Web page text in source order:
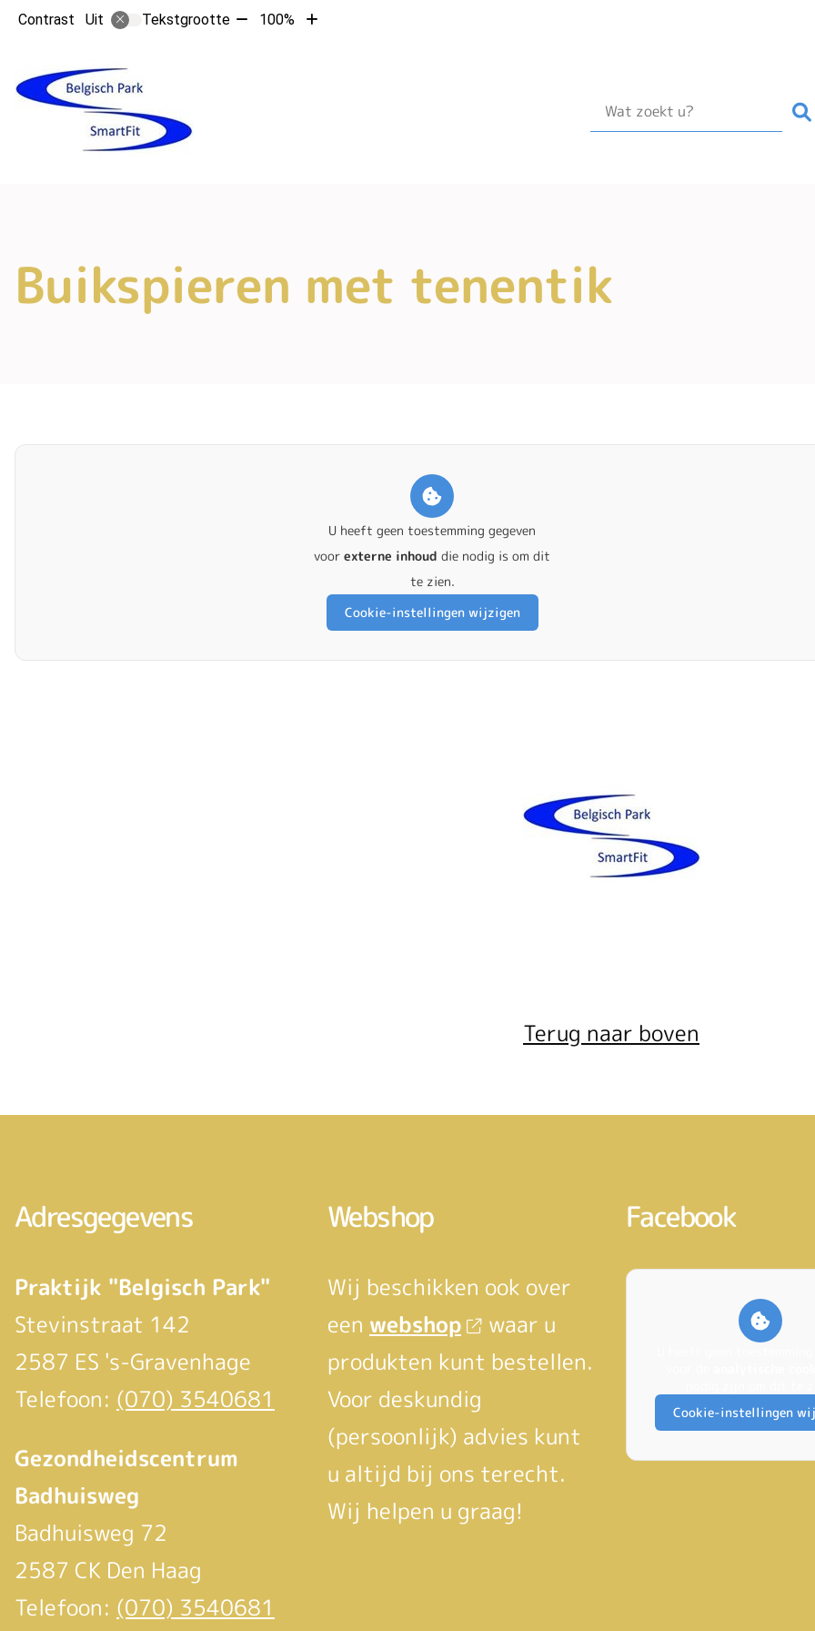
Contrast Uit Tekstgrootte Tekst100%
Tekst
Buikspieren met tenentik
U heeft geen toestemming gegeven
voorexterne inhoud die nodig is om dit
te zien.
Cookie-instellingen wijzigen
Terug naar boven
Adresgegevens
Praktijk "Belgisch Park"
Stevinstraat 142
2587 ES 's-Gravenhage
Telefoon: (070) 3540681
Gezondheidscentrum
Badhuisweg
Badhuisweg 72
2587 CK Den Haag
Telefoon: (070) 3540681
Webshop
Wij beschikken ook over
een webshop
waar u
produkten kunt bestellen.
Voor deskundig
(persoonlijk) advies kunt
u altijd bij ons terecht.
Wij helpen u graag!
Facebook
Cookie-instellingen